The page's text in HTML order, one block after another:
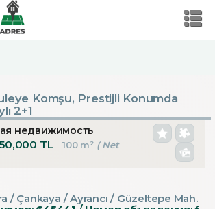
Komşu, Prestijli Konumda
2+1
недвижимость
TL 100 m² ( Net
/ Çankaya / Ayrancı / Güzeltepe Mah.